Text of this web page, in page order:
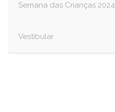
Semana das Crianças 2024
Vestibular